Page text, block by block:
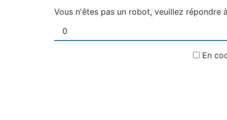
Vous n'êtes pas un robot, veuillez
En